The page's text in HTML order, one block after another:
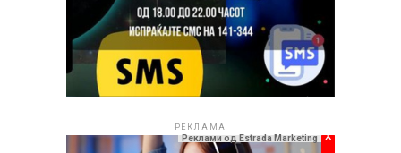
РЕКЛАМА
РЕКЛАМА
Реклами од Estrada Marketing x